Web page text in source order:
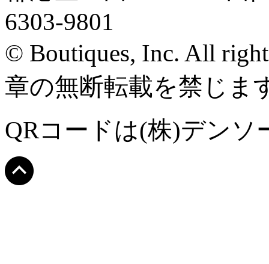
6303-9801
© Boutiques, Inc. All
章の無断転載を禁じま
QRコードは(株)デンソ